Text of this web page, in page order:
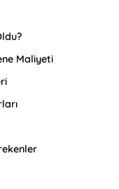
Maliyeti